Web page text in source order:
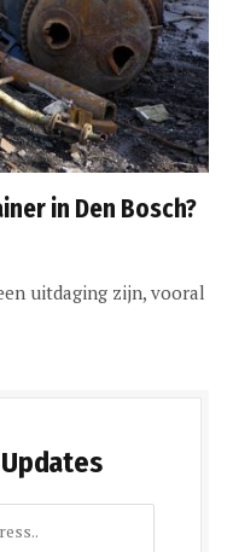
in Den Bosch?
uitdaging zijn, vooral